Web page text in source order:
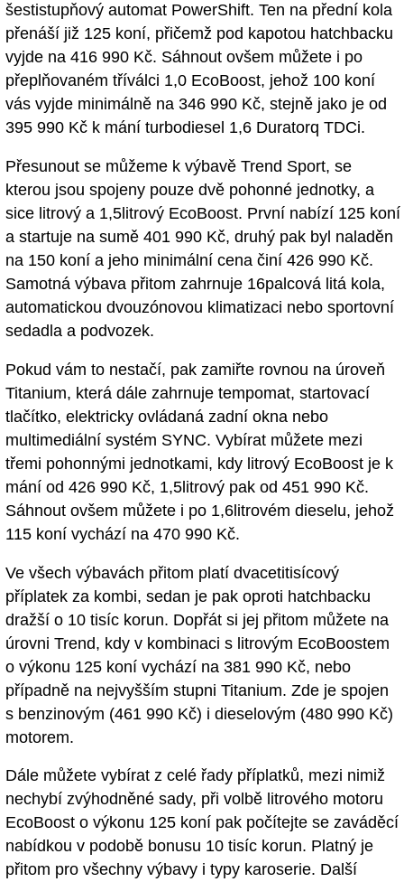
šestistupňový automat PowerShift. Ten na přední kola
přenáší již 125 koní, přičemž pod kapotou hatchbacku
vyjde na 416 990 Kč. Sáhnout ovšem můžete i po
přeplňovaném tříválci 1,0 EcoBoost, jehož 100 koní
vás vyjde minimálně na 346 990 Kč, stejně jako je od
395 990 Kč k mání turbodiesel 1,6 Duratorq TDCi.
Přesunout se můžeme k výbavě Trend Sport, se
kterou jsou spojeny pouze dvě pohonné jednotky, a
sice litrový a 1,5litrový EcoBoost. První nabízí 125 koní
a startuje na sumě 401 990 Kč, druhý pak byl naladěn
na 150 koní a jeho minimální cena činí 426 990 Kč.
Samotná výbava přitom zahrnuje 16palcová litá kola,
automatickou dvouzónovou klimatizaci nebo sportovní
sedadla a podvozek.
Pokud vám to nestačí, pak zamiřte rovnou na úroveň
Titanium, která dále zahrnuje tempomat, startovací
tlačítko, elektricky ovládaná zadní okna nebo
multimediální systém SYNC. Vybírat můžete mezi
třemi pohonnými jednotkami, kdy litrový EcoBoost je k
mání od 426 990 Kč, 1,5litrový pak od 451 990 Kč.
Sáhnout ovšem můžete i po 1,6litrovém dieselu, jehož
115 koní vychází na 470 990 Kč.
Ve všech výbavách přitom platí dvacetitisícový
příplatek za kombi, sedan je pak oproti hatchbacku
dražší o 10 tisíc korun. Dopřát si jej přitom můžete na
úrovni Trend, kdy v kombinaci s litrovým EcoBoostem
o výkonu 125 koní vychází na 381 990 Kč, nebo
případně na nejvyšším stupni Titanium. Zde je spojen
s benzinovým (461 990 Kč) i dieselovým (480 990 Kč)
motorem.
Dále můžete vybírat z celé řady příplatků, mezi nimiž
nechybí zvýhodněné sady, při volbě litrového motoru
EcoBoost o výkonu 125 koní pak počítejte se zaváděcí
nabídkou v podobě bonusu 10 tisíc korun. Platný je
přitom pro všechny výbavy i typy karoserie. Další